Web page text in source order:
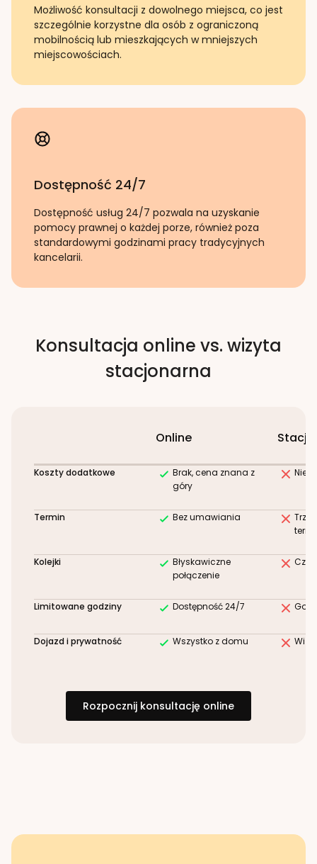
Możliwość konsultacji z dowolnego miejsca, co jest
szczególnie korzystne dla osób z ograniczoną
mobilnością lub mieszkających w mniejszych
miejscowościach.
Dostępność 24/7
Dostępność usług 24/7 pozwala na uzyskanie
pomocy prawnej o każdej porze, również poza
standardowymi godzinami pracy tradycyjnych
kancelarii.
Konsultacja online vs. wizyta
stacjonarna
Online
Koszty dodatkowe
Brak, cena znana z
góry
Termin Bez umawiania
Kolejki
Błyskawiczne
połączenie
Limitowane godziny Dostępność 24/7
Dojazd i prywatność Wszystko z domu
Rozpocznij konsultację online